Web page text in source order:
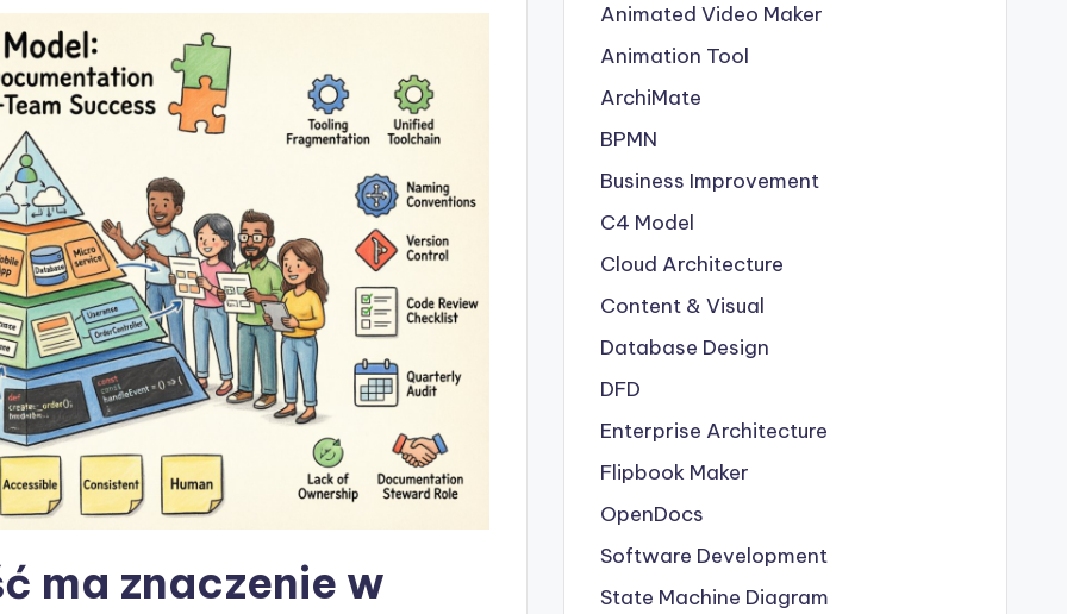
ma znaczenie w
Animated Video Maker
Animation Tool
ArchiMate
BPMN
Business Improvement
C4 Model
Cloud Architecture
Content & Visual
Database Design
DFD
Enterprise Architecture
Flipbook Maker
OpenDocs
Software Development
State Machine Diagram